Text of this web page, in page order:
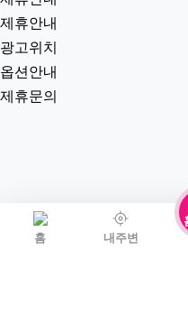
홈 내주변
제휴안내
광고위치
옵션안내
제휴문의